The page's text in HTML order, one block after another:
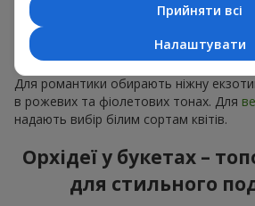
Букет з орхідей — ідеальна квіткова
особливої події: річниць,
навіть
бізнес-привітань
Для романтики обирають ніжну
в рожевих та фіолетових тонах. Для
надають вибір білим сортам квітів.
Орхідеї у букетах –
для стильного
Прийняти всі
Налаштувати